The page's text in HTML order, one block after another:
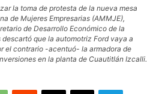
la toma de protesta de la nueva mesa
de Mujeres Empresarias (AMMJE),
de Desarrollo Económico de la
que la automotriz Ford vaya a
el contrario -acentuó- la armadora de
en la planta de Cuautitlán Izcalli.